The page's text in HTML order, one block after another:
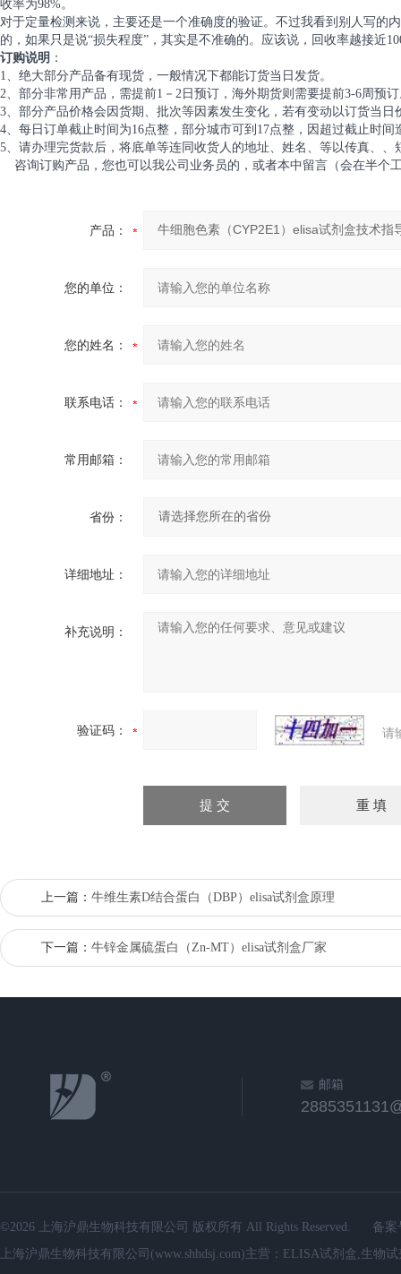
收率为98%。
对于定量检测来说，主要还是一个准确度的验证。不过我看到别人写的
的，如果只是说“损失程度”，其实是不准确的。应该说，回收率越接近
订购说明 ：
1、绝大部分产品备有现货，一般情况下都能订货当日发货。
2、部分非常用产品，需提前1－2日预订，海外期货则需要提前3-6周预
3、部分产品价格会因货期、批次等因素发生变化，若有变动以订货当日
4、每日订单截止时间为16点整，部分城市可到17点整，因超过截止时
5、请办理完货款后，将底单等连同收货人的地址、姓名、等以传真、、
咨询订购产品，您也可以我公司业务员的，或者本中留言（会在半个
产品：
您的单位：
您的姓名：
联系电话：
常用邮箱：
省份：
详细地址：
补充说明：
验证码： 请
上一篇： 牛维生素D结合蛋白（DBP）elisa试剂盒原理
下一篇： 牛锌金属硫蛋白（Zn-MT）elisa试剂盒厂家
邮箱
©2026 上海沪鼎生物科技有限公司 版权所有 All Rights Reserved.
备案
上海沪鼎生物科技有限公司(www.shhdsj.com)主营：ELISA试剂盒,生物